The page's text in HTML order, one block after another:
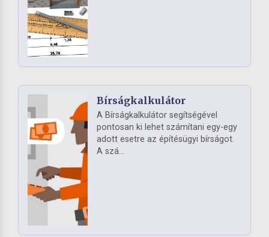
Bírságkalkulátor
A Bírságkalkulátor segítségével
pontosan ki lehet számítani egy-egy
adott esetre az építésügyi bírságot.
A szá...